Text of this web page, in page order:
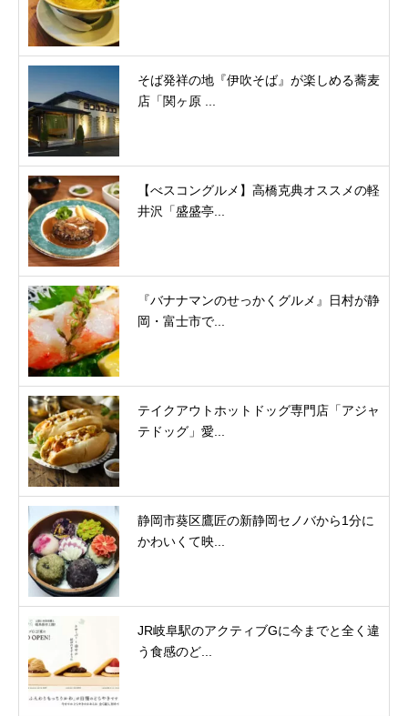
そば発祥の地『伊吹そば』が楽しめる蕎麦
店「関ヶ原 ...
【べスコングルメ】高橋克典オススメの軽
井沢「盛盛亭...
『バナナマンのせっかくグルメ』日村が静
岡・富士市で...
テイクアウトホットドッグ専門店「アジャ
テドッグ」愛...
静岡市葵区鷹匠の新静岡セノバから1分に
かわいくて映...
JR岐阜駅のアクティブGに今までと全く違
う食感のど...